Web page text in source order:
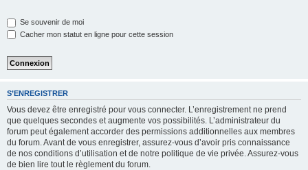
Se souvenir de moi
Cacher mon statut en ligne pour cette session
S’ENREGISTRER
Vous devez être enregistré pour vous connecter. L’enregistrement ne prend
que quelques secondes et augmente vos possibilités. L’administrateur du
forum peut également accorder des permissions additionnelles aux membres
du forum. Avant de vous enregistrer, assurez-vous d’avoir pris connaissance
de nos conditions d’utilisation et de notre politique de vie privée. Assurez-vous
de bien lire tout le règlement du forum.